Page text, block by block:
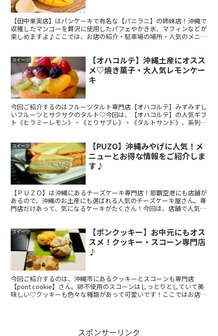
【田中果実店】はパンケーキで有名な【パニラニ】の姉妹店！沖縄で
収穫したマンゴーを贅沢に使用したパフェやかき氷、マフィンなどが
楽しめますよ♪ここでは、お店の紹介・駐車場の場所・人気のメニュ
スイーツ
【オハコルテ】沖縄土産にオスス
メ♡焼き菓子・大人気レモンケー
キ
今回ご紹介するのはフルーツタルト専門店【オハコルテ】みずみずし
いフルーツとサクサクのタルト♡今回は、【オハコルテ】の人気ギフ
ト《ヒラミーレモン》・《とりサブレ》・《タルトサンド》、系列店
スイーツ
【PUZO】沖縄みやげに人気！メ
ニューとお得な情報をご紹介しま
す♪
【ＰＵＺＯ】は沖縄にあるチーズケーキ専門店！那覇空港にも店舗が
あるので、沖縄のお土産にも選ばれる人気のチーズケーキ屋さん。専
門店だけあって、気になるケーキがたくさん！今回は、店舗で人気の
スイーツ
【ポンクッキー】お中元にもオス
スメ！クッキー・スコーン専門店
♪
今回ご紹介するのは、沖縄市にあるクッキーとスコーンも専門店
【pont cookie】さん。卵不使用のスコーンはしっとりとしていて美
味しい♡クッキーも色々な種類があって可愛いです！ここではお店の
スポンサーリンク